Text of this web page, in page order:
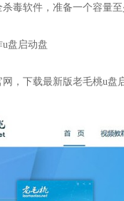
毒软件，准备一个容量
盘启动盘
，下载最新版老毛桃u盘